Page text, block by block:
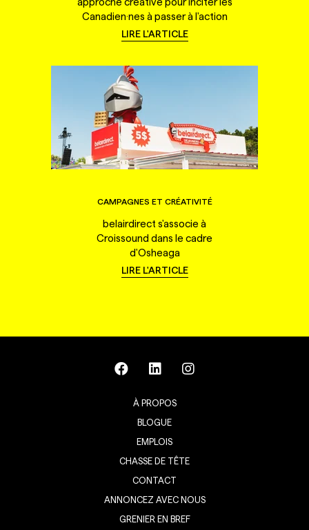
Canadien·nes à passer à l'action
LIRE L'ARTICLE
CAMPAGNES ET CRÉATIVITÉ
belairdirect s'associe à
Croissound dans le cadre
d'Osheaga
LIRE L'ARTICLE
À PROPOS
BLOGUE
EMPLOIS
CHASSE DE TÊTE
CONTACT
ANNONCEZ AVEC NOUS
GRENIER EN BREF